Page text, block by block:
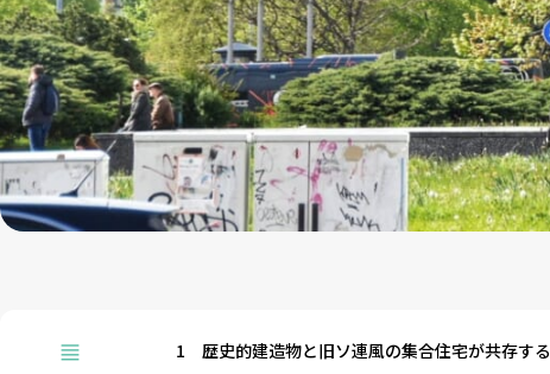
1
歴史的建造物と旧ソ連風の集合住宅が共存する